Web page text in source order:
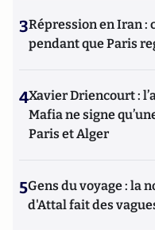
3Répression en Iran :
pendant que Paris
4Xavier Driencourt :
Mafia ne signe
Paris et Alger
5Gens du voyage : la
d'Attal fait des